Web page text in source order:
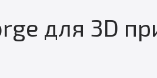
для 3D